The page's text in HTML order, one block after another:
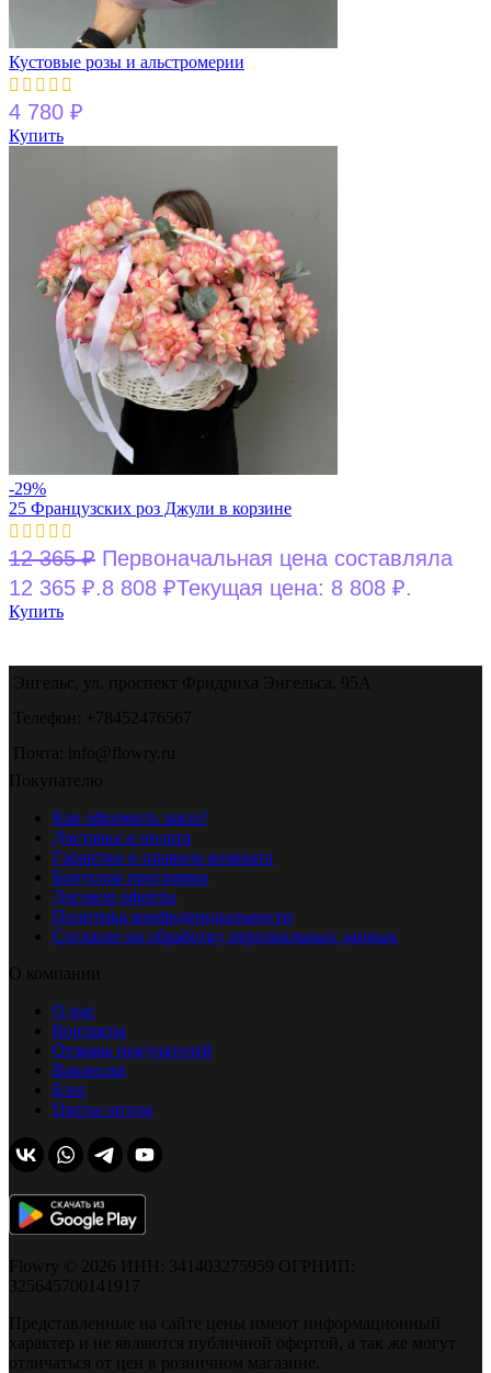
Кустовые розы и альстромерии
4 780 ₽
Купить
-29%
25 Французских роз Джули в корзине
12 365₽ Первоначальная цена составляла
12 365 ₽.8 808 ₽Текущая цена: 8 808 ₽.
Купить
Энгельс, ул. проспект Фридриха Энгельса, 95А
Телефон: +78452476567
Почта: info@flowry.ru
Покупателю
Как оформить заказ?
Доставка и оплата
Гарантии и правила возврата
Бонусная программа
Договор оферты
Политика конфиденциальности
Согласие на обработку персональных данных
О компании
О нас
Контакты
Отзывы покупателей
Вакансии
Блог
Цветы оптом
Flowry © 2026 ИНН: 341403275959 ОГРНИП:
325645700141917
Представленные на сайте цены имеют информационный
характер и не являются публичной офертой, а так же могут
отличаться от цен в розничном магазине.